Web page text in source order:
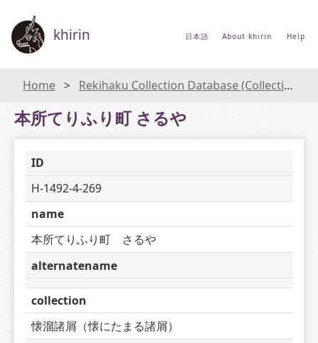
khirin 日本語 About khirin Help
Home Rekihaku Collection Database (Collections Database of the National Museum of Japanese History)
本所てりふり町 さるや
ID
H-1492-4-269
name
本所てりふり町　さるや
alternatename
collection
懐溜諸屑（懐にたまる諸屑）